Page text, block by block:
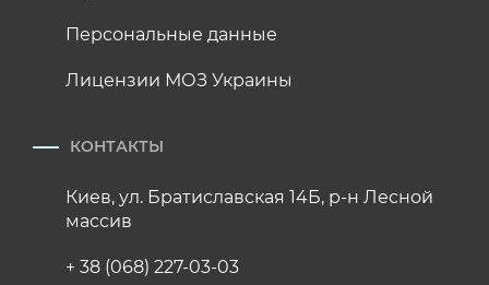
Персональные данные
Лицензии МОЗ Украины
КОНТАКТЫ
Киев, ул. Братиславская 14Б, р-н Лесной
массив
+ 38 (068) 227-03-03